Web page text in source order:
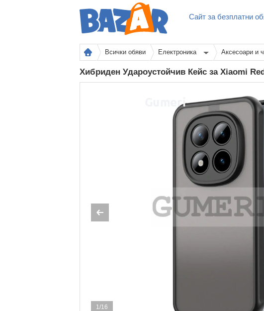
Сайт за безплатни
Всички обяви Електроника Аксесоари и
Хибриден Удароустойчив Кейс за Xiaomi
1/16